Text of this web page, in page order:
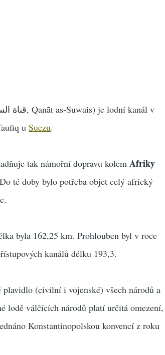
(arabsky ‎‏قناة السويس, Qanāt as-Suwais) je lodní kanál v
uSuezu.
tak námořní dopravu kolemAfriky
té doby bylo potřeba objet celý africký
byla 162,25 km. Prohlouben byl v roce
kanálů délku 193,3.
(civilní i vojenské) všech národů a
lodě válčících národů platí určitá omezení,
Konstantinopolskou konvencí z roku